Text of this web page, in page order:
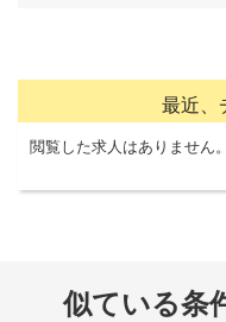
最近、
閲覧した求人はありません。
似ている条